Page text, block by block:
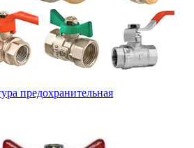
предохранительная